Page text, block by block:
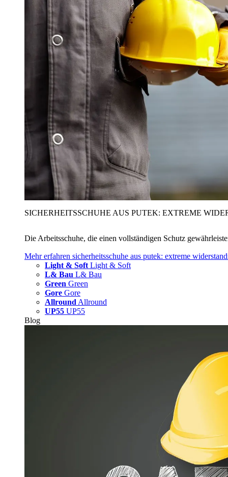
SICHERHEITSSCHUHE AUS PUTEK: EXTREME
Die Arbeitsschuhe, die einen vollständigen Schutz
Mehr erfahren sicherheitsschuhe aus putek: extreme
Light & Soft Light & Soft
L& Bau L& Bau
Green Green
Gore Gore
Allround Allround
UP55 UP55
Blog